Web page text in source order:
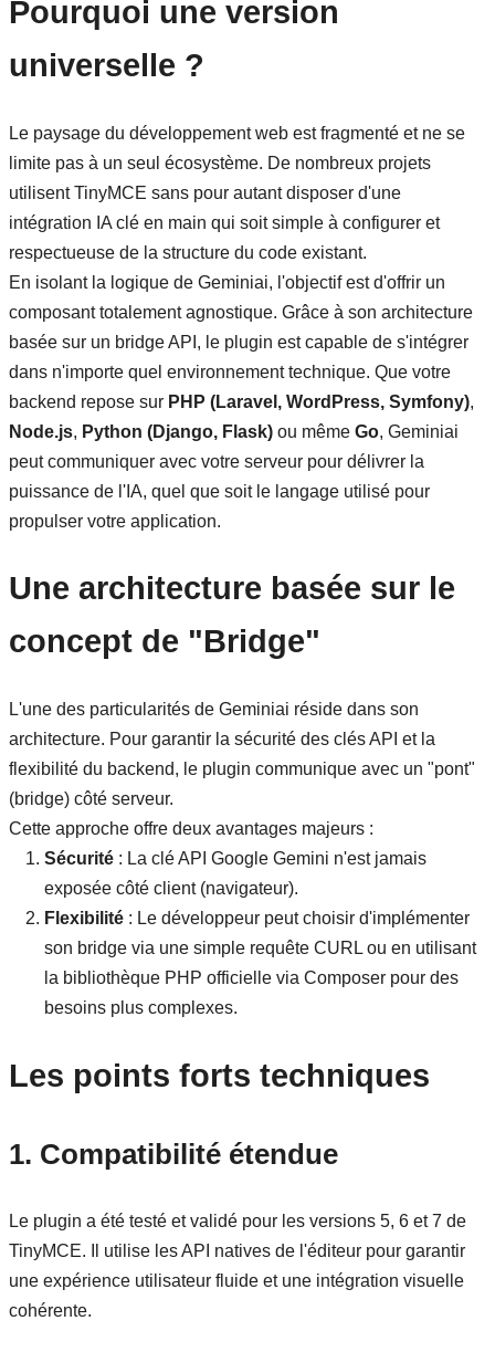
Pourquoi une version
universelle ?
Le paysage du développement web est fragmenté et ne se
limite pas à un seul écosystème. De nombreux projets
utilisent TinyMCE sans pour autant disposer d'une
intégration IA clé en main qui soit simple à configurer et
respectueuse de la structure du code existant.
En isolant la logique de Geminiai, l'objectif est d'offrir un
composant totalement agnostique. Grâce à son architecture
basée sur un bridge API, le plugin est capable de s'intégrer
dans n'importe quel environnement technique. Que votre
backend repose sur PHP (Laravel, WordPress, Symfony),
Node.js, Python (Django, Flask) ou même Go, Geminiai
peut communiquer avec votre serveur pour délivrer la
puissance de l'IA, quel que soit le langage utilisé pour
propulser votre application.
Une architecture basée sur le
concept de "Bridge"
L'une des particularités de Geminiai réside dans son
architecture. Pour garantir la sécurité des clés API et la
flexibilité du backend, le plugin communique avec un "pont"
(bridge) côté serveur.
Cette approche offre deux avantages majeurs :
Sécurité : La clé API Google Gemini n'est jamais
exposée côté client (navigateur).
Flexibilité : Le développeur peut choisir d'implémenter
son bridge via une simple requête CURL ou en utilisant
la bibliothèque PHP officielle via Composer pour des
besoins plus complexes.
Les points forts techniques
1. Compatibilité étendue
Le plugin a été testé et validé pour les versions 5, 6 et 7 de
TinyMCE. Il utilise les API natives de l'éditeur pour garantir
une expérience utilisateur fluide et une intégration visuelle
cohérente.